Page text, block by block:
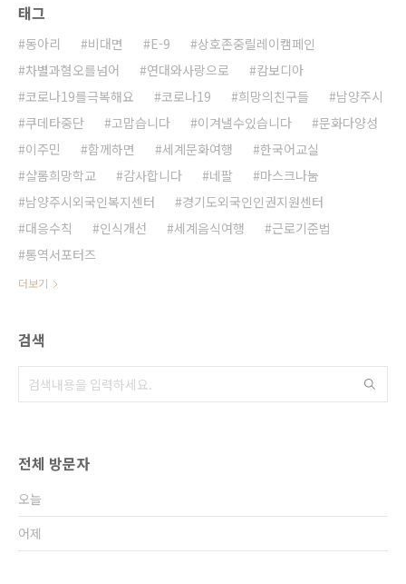
태그
동아리 비대면 E-9
상호존중릴레이캠페인
차별과혐오를넘어
연대와사랑으로
캄보디아
코로나19를극복해요
코로나19 희망의친구들
남양주시
쿠데타중단
고맙습니다 이겨낼수있습니다
문화다양성
이주민
함께하면 세계문화여행
한국어교실
샬롬희망학교
감사합니다 네팔
마스크나눔
남양주시외국인복지센터
경기도외국인인권지원센터
대응수칙
인식개선 세계음식여행
근로기준법
통역서포터즈
더보기
검색
전체 방문자
오늘
어제